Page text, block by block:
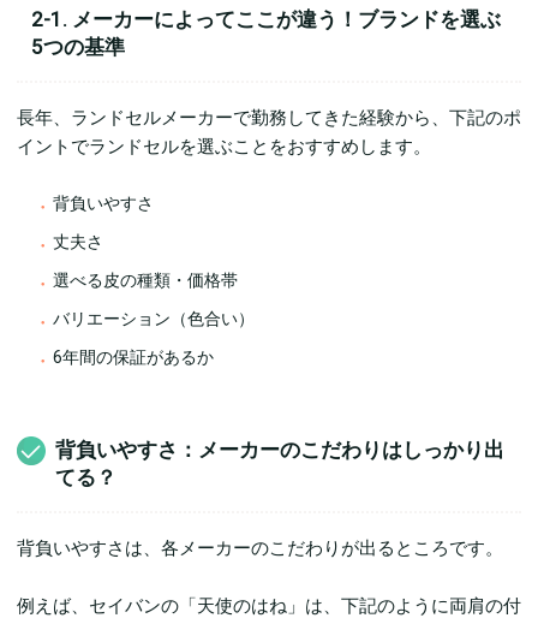
2-1. メーカーによってここが違う！ブランドを選ぶ
5つの基準
長年、ランドセルメーカーで勤務してきた経験から、下記のポ
イントでランドセルを選ぶことをおすすめします。
背負いやすさ
丈夫さ
選べる皮の種類・価格帯
バリエーション（色合い）
6年間の保証があるか
背負いやすさ：メーカーのこだわりはしっかり出
てる？
背負いやすさは、各メーカーのこだわりが出るところです。
例えば、セイバンの「天使のはね」は、下記のように両肩の付